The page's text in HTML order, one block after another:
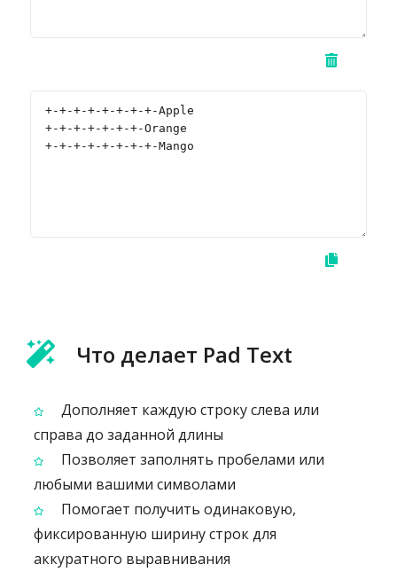
Что делает Pad Text
Дополняет каждую строку слева или
справа до заданной длины
Позволяет заполнять пробелами или
любыми вашими символами
Помогает получить одинаковую,
фиксированную ширину строк для
аккуратного выравнивания